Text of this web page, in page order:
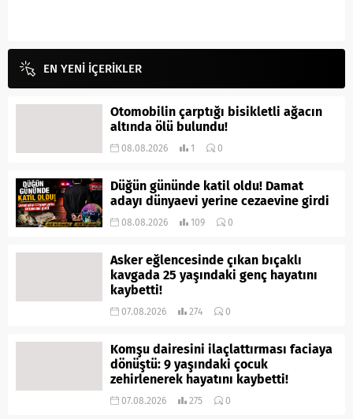
EN YENİ İÇERİKLER
Otomobilin çarptığı bisikletli ağacın
altında ölü bulundu!
08.08.2026 1 0
Düğün gününde katil oldu! Damat
adayı dünyaevi yerine cezaevine girdi
08.08.2026 109 0
Asker eğlencesinde çıkan bıçaklı
kavgada 25 yaşındaki genç hayatını
kaybetti!
07.08.2026 274 0
Komşu dairesini ilaçlattırması faciaya
dönüştü: 9 yaşındaki çocuk
zehirlenerek hayatını kaybetti!
07.08.2026 275 0